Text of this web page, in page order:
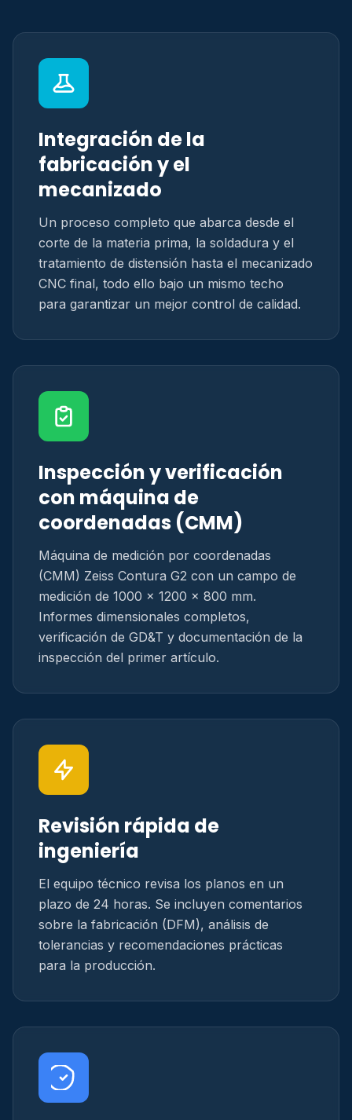
Integración de la
fabricación y el
mecanizado
Un proceso completo que abarca desde el
corte de la materia prima, la soldadura y el
tratamiento de distensión hasta el mecanizado
CNC final, todo ello bajo un mismo techo
para garantizar un mejor control de calidad.
Inspección y verificación
con máquina de
coordenadas (CMM)
Máquina de medición por coordenadas
(CMM) Zeiss Contura G2 con un campo de
medición de 1000 × 1200 × 800 mm.
Informes dimensionales completos,
verificación de GD&T y documentación de la
inspección del primer artículo.
Revisión rápida de
ingeniería
El equipo técnico revisa los planos en un
plazo de 24 horas. Se incluyen comentarios
sobre la fabricación (DFM), análisis de
tolerancias y recomendaciones prácticas
para la producción.